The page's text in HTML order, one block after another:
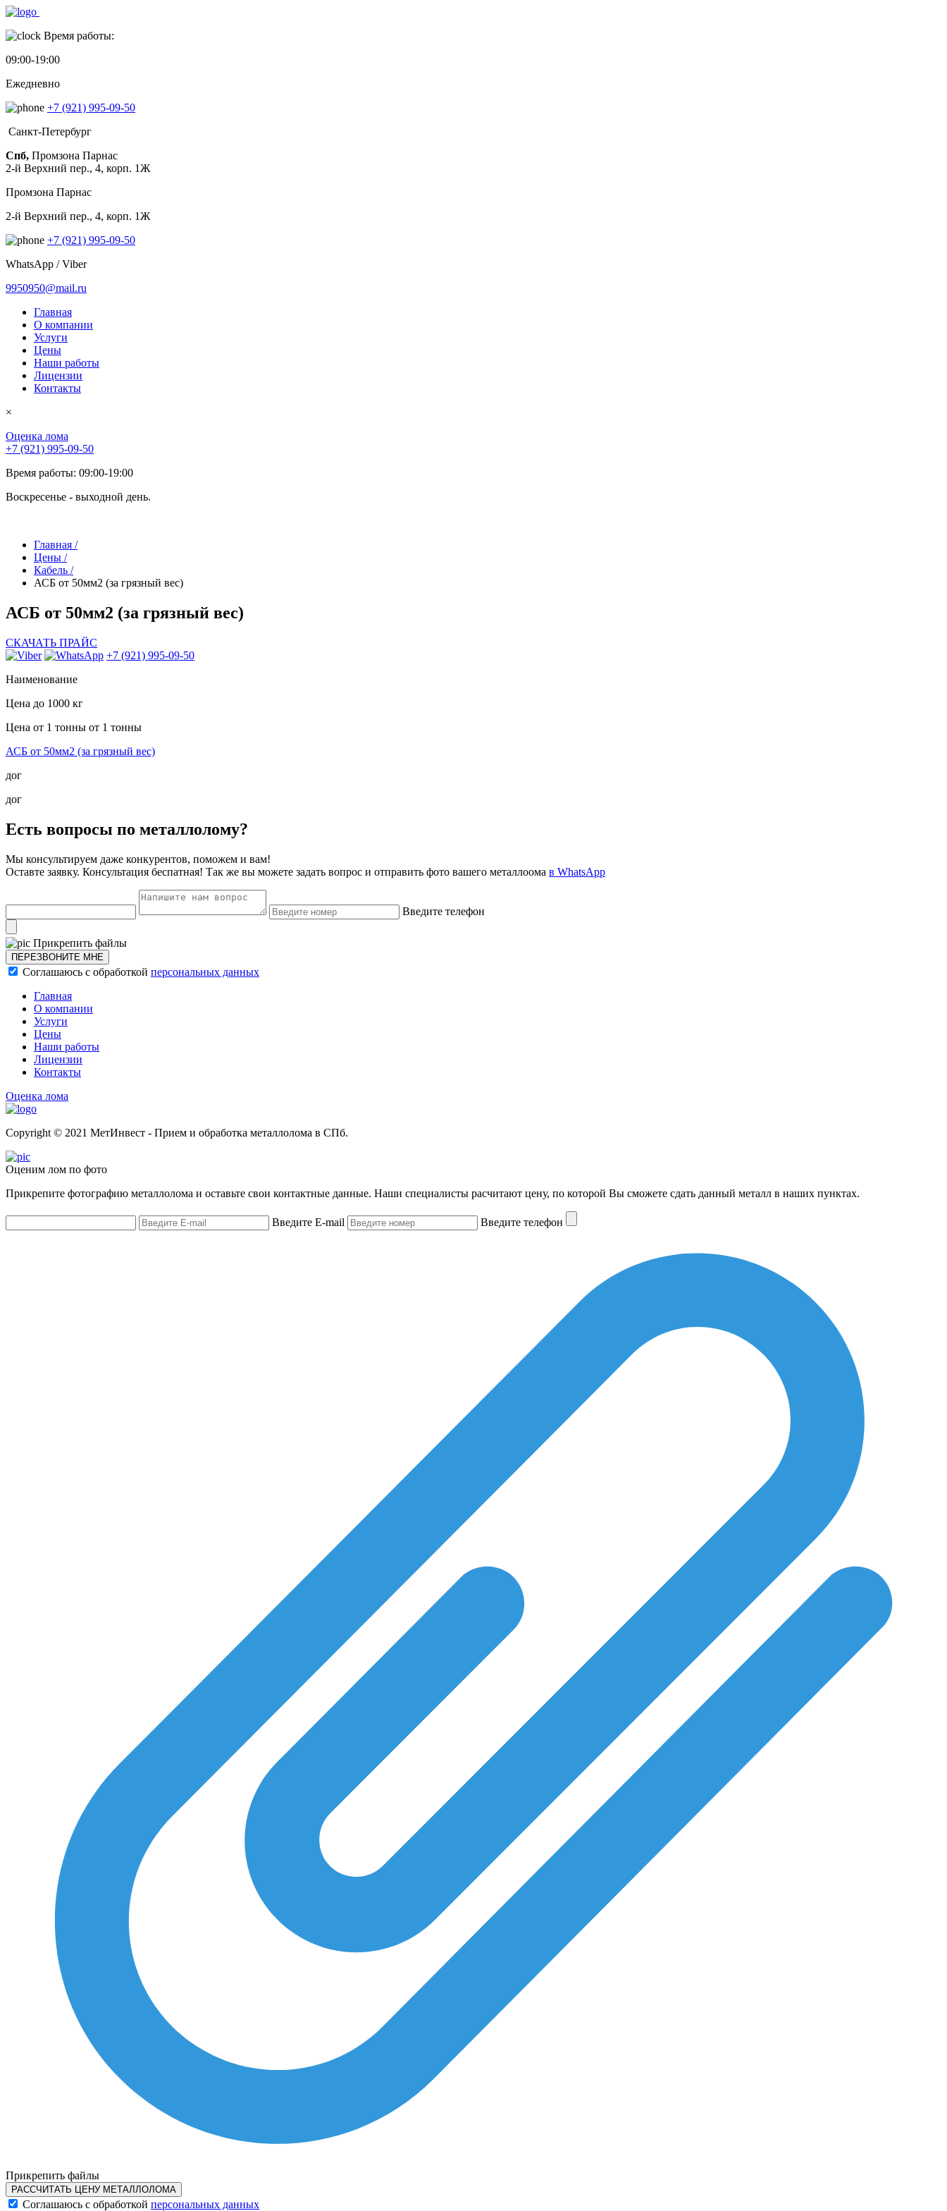
Время работы:
09:00-19:00
Ежедневно
+7 (921) 995-09-50
Санкт-Петербург
Спб, Промзона Парнас
2-й Верхний пер., 4, корп. 1Ж
Промзона Парнас
2-й Верхний пер., 4, корп. 1Ж
+7 (921) 995-09-50
WhatsApp / Viber
9950950@mail.ru
Главная
О компании
Услуги
Цены
Наши работы
Лицензии
Контакты
×
Оценка лома
+7 (921) 995-09-50
Время работы: 09:00-19:00
Воскресенье - выходной день.
Главная /
Цены /
Кабель /
АСБ от 50мм2 (за грязный вес)
АСБ от 50мм2 (за грязный вес)
СКАЧАТЬ ПРАЙС
+7 (921) 995-09-50
Наименование
Цена до 1000 кг
Цена от 1 тонны от 1 тонны
АСБ от 50мм2 (за грязный вес)
дог
дог
Есть вопросы по металлолому?
Мы консультируем даже конкурентов, поможем и вам!
Оставте заявку. Консультация беспатная! Так же вы можете задать вопрос и отправить фото вашего металлоома в WhatsApp
Введите телефон
Прикрепить файлы
ПЕРЕЗВОНИТЕ МНЕ
Соглашаюсь с обработкой персональных данных
Главная
О компании
Услуги
Цены
Наши работы
Лицензии
Контакты
Оценка лома
Copyright © 2021 МетИнвест - Прием и обработка металлолома в СПб.
Оценим лом по фото
Прикрепите фотографию металлолома и оставьте свои контактные данные. Наши специалисты расчитают цену, по которой Вы сможете сдать данный металл в наших пунктах.
Введите E-mail Введите телефон
Прикрепить файлы
РАССЧИТАТЬ ЦЕНУ МЕТАЛЛОЛОМА
Соглашаюсь с обработкой персональных данных